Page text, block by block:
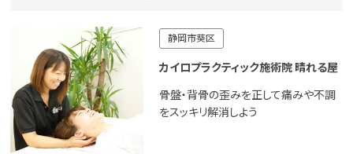
静岡市葵区
カイロプラクティック施術院 晴れる屋
骨盤・背骨の歪みを正して痛みや不調
をスッキリ解消しよう